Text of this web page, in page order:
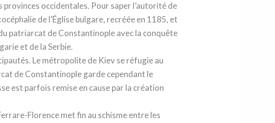
provinces occidentales. Pour saper l’autorité de
de l’Église bulgare, recréée en 1185, et
patriarcat de Constantinople avec la conquête
et de la Serbie.
Le métropolite de Kiev se réfugie au
de Constantinople garde cependant le
est parfois remise en cause par la création
Florence met fin au schisme entre les